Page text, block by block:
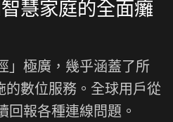
慧家庭的全面癱
」極廣，幾乎涵蓋了所
數位服務。全球用戶從
回報各種連線問題。